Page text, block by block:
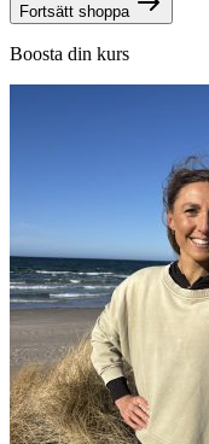
Fortsätt shoppa
Boosta din kurs